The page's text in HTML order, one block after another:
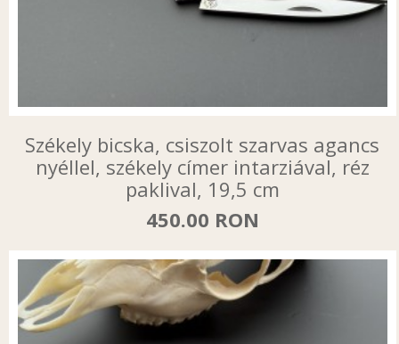
Székely bicska, csiszolt szarvas agancs
nyéllel, székely címer intarziával, réz
paklival, 19,5 cm
450.00 RON